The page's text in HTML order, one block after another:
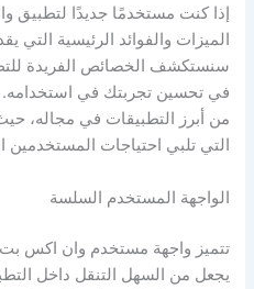
إذا كنت مستخدمًا جديدًا
الميزات والفوائد الرئيسية التي
سنستكشف الخصائص الفريدة
في تحسين تجربتك في استخدامه.
من أبرز التطبيقات في مجاله،
التي تلبي احتياجات المستخدمين
الواجهة المستخدم السلسة
تتميز واجهة مستخدم وان اكس
يجعل من السهل التنقل داخل